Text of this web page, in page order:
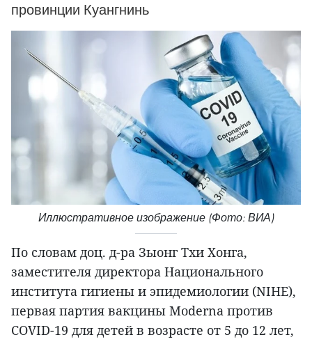
провинции Куангнинь
Иллюстративное изображение (Фото: ВИА)
По словам доц. д-ра Зыонг Тхи Хонга,
заместителя директора Национального
института гигиены и эпидемиологии (NIHE),
первая партия вакцины Moderna против
COVID-19 для детей в возрасте от 5 до 12 лет,